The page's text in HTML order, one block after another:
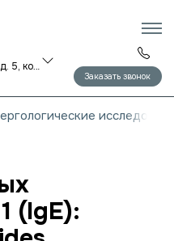
Санкт-Петербург ул. Манчестерская, д. 5, корп. 1
Заказать звонок
(IgE):